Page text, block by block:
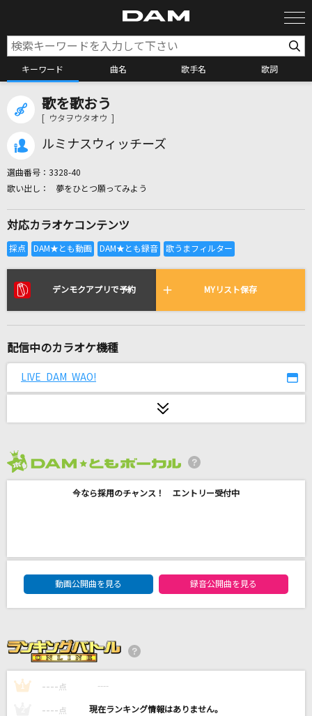
キーワード 曲名 歌手名 歌詞
全国りれき
リアルタイムで歌われている曲の一覧
[生音]火星人
[生音]Human Nature [ヒューマン・ネイチャ
Michael Jackson
[生音]空港
マカロニえんぴつ
ゆびきりレイン
Kiara Tiara
女の愛想は武器じゃない
歌を歌おう
[ ウタヲウタオウ ]
ルミナスウィッチーズ
選曲番号： 3328-40
夢をひとつ願ってみよう
対応カラオケコンテンツ
デンモクアプリで予約 MYリスト保存
配信中のカラオケ機種
LIVE DAM WAO!
今なら採用のチャンス！ エントリー受付中
DAM★ともボーカルエントリーランキング
動画公開曲を見る
録音公開曲を見る
1 ---- 点 ----
---- 点 ----